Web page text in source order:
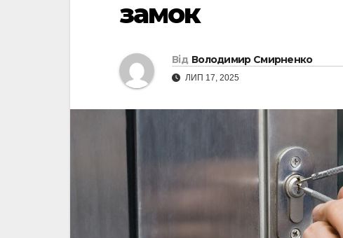
замок
Від Володимир Смирненко
ЛИП 17, 2025